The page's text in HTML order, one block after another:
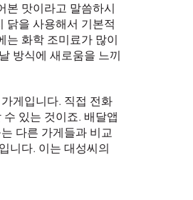
본 맛이라고 말씀하시
닭을 사용해서 기본적
는 화학 조미료가 많이
방식에 새로움을 느끼
게입니다. 직접 전화
있는 것이죠. 배달앱
다른 가게들과 비교
니다. 이는 대성씨의